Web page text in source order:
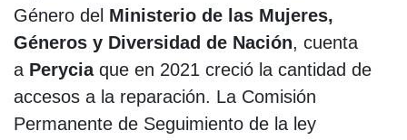
Género del Ministerio de las Mujeres,
Géneros y Diversidad de Nación, cuenta
a Peryciaque en 2021 creció la cantidad de
accesos a la reparación. La Comisión
Permanente de Seguimiento de la ley